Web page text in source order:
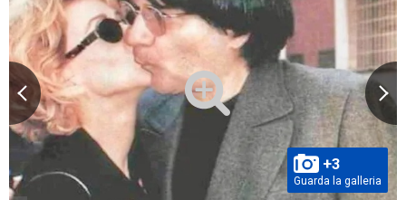
+3
Guarda la galleria